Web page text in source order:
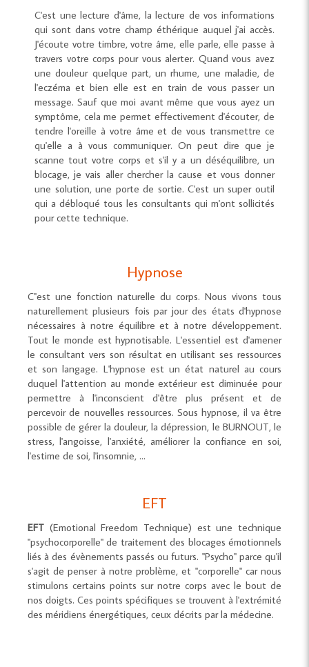
C'est une lecture d'âme, la lecture de vos informations
qui sont dans votre champ éthérique auquel j'ai accès.
J'écoute votre timbre, votre âme, elle parle, elle passe à
travers votre corps pour vous alerter. Quand vous avez
une douleur quelque part, un rhume, une maladie, de
l'eczéma et bien elle est en train de vous passer un
message. Sauf que moi avant même que vous ayez un
symptôme, cela me permet effectivement d'écouter, de
tendre l'oreille à votre âme et de vous transmettre ce
qu'elle a à vous communiquer. On peut dire que je
scanne tout votre corps et s'il y a un déséquilibre, un
blocage, je vais aller chercher la cause et vous donner
une solution, une porte de sortie. C'est un super outil
qui a débloqué tous les consultants qui m'ont sollicités
pour cette technique.
Hypnose
C''est une fonction naturelle du corps. Nous vivons tous
naturellement plusieurs fois par jour des états d'hypnose
nécessaires à notre équilibre et à notre développement.
Tout le monde est hypnotisable. L'essentiel est d'amener
le consultant vers son résultat en utilisant ses ressources
et son langage. L'hypnose est un état naturel au cours
duquel l'attention au monde extérieur est diminuée pour
permettre à l'inconscient d'être plus présent et de
percevoir de nouvelles ressources. Sous hypnose, il va être
possible de gérer la douleur, la dépression, le BURNOUT, le
stress, l'angoisse, l'anxiété, améliorer la confiance en soi,
l'estime de soi, l'insomnie, ...
EFT
EFT (Emotional Freedom Technique) est une technique
"psychocorporelle" de traitement des blocages émotionnels
liés à des évènements passés ou futurs. "Psycho" parce qu'il
s'agit de penser à notre problème, et "corporelle" car nous
stimulons certains points sur notre corps avec le bout de
nos doigts. Ces points spécifiques se trouvent à l'extrémité
des méridiens énergétiques, ceux décrits par la médecine.